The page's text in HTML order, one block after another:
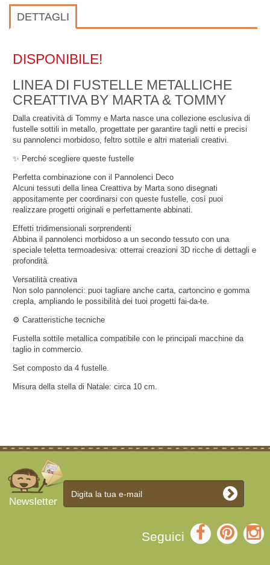
DETTAGLI
DISPONIBILE!
LINEA DI FUSTELLE METALLICHE
CREATTIVA BY MARTA & TOMMY
Dalla creatività di Tommy e Martanasce una collezione esclusiva di
fustelle sottili in metallo, progettate per garantire tagli netti e precisi
su pannolenci morbidoso, feltro sottile e altri materiali creativi.
✨ Perché scegliere queste fustelle
Perfetta combinazione con il Pannolenci Deco
Alcuni tessuti della linea Creattiva by Marta sono disegnati
appositamente per coordinarsi con queste fustelle, così puoi
realizzare progetti originali e perfettamente abbinati.
Effetti tridimensionali sorprendenti
Abbina il pannolenci morbidoso a un secondo tessuto con una
speciale teletta termoadesiva: otterrai creazioni 3D ricche di dettagli e
profondità.
Versatilità creativa
Non solo pannolenci: puoi tagliare anche carta, cartoncino e gomma
crepla, ampliando le possibilità dei tuoi progetti fai-da-te.
⚙️ Caratteristiche tecniche
Fustella sottile metallica compatibile con le principali macchine da
taglio in commercio.
Set composto da 4 fustelle.
Misura della stella di Natale: circa 10 cm.
Newsletter
Seguici